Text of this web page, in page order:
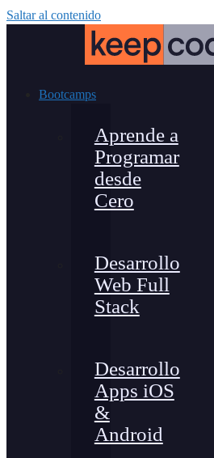
Saltar al contenido
Bootcamps
Aprende a
Programar
desde
Cero
Desarrollo
Web Full
Stack
Desarrollo
Apps iOS
&
Android